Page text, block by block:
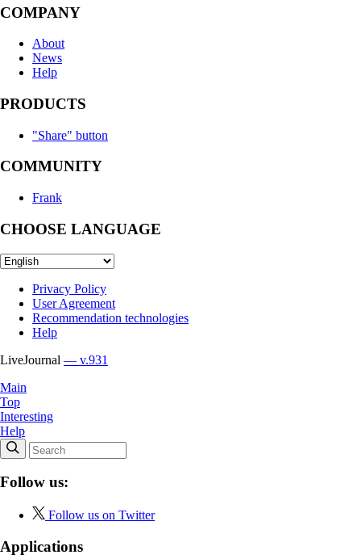
COMPANY
About
News
Help
PRODUCTS
"Share" button
COMMUNITY
Frank
CHOOSE LANGUAGE
Privacy Policy
User Agreement
Recommendation technologies
Help
LiveJournal — v.931
Main
Top
Interesting
Help
Follow us:
Follow us on Twitter
Applications